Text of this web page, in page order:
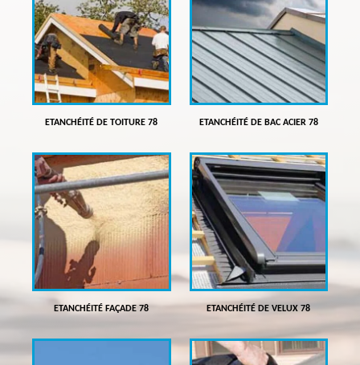
ETANCHÉITÉ DE TOITURE 78 ETANCHÉITÉ DE BAC ACIER 78
ETANCHÉITÉ FAÇADE 78 ETANCHÉITÉ DE VELUX 78